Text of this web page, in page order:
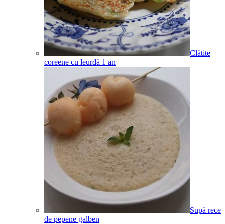
Clătite
coreene cu leurdă 1 an
Supă rece
de pepene galben